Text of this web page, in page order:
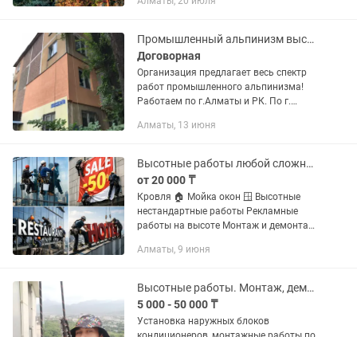
большим энтузиазмом привнесу свой
Промышленный альпинизм высотные работы
Договорная
Организация предлагает весь спектр
работ промышленного альпинизма!
Работаем по г.Алматы и РК. По г.
консультации Бесплатно! Звоните!
Алматы, 13 июня
Высотные работы любой сложности!
от 20 000 ₸
Кровля 🏠 Мойка окон 🪟 Высотные
нестандартные работы Рекламные
работы на высоте Монтаж и демонтаж
более 20 лет ✅ Работа качественно и
Алматы, 9 июня
Высотные работы. Монтаж, демонтаж
5 000 - 50 000 ₸
Установка наружных блоков